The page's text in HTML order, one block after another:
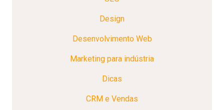
Design
Desenvolvimento Web
Marketing para indústria
Dicas
CRM e Vendas